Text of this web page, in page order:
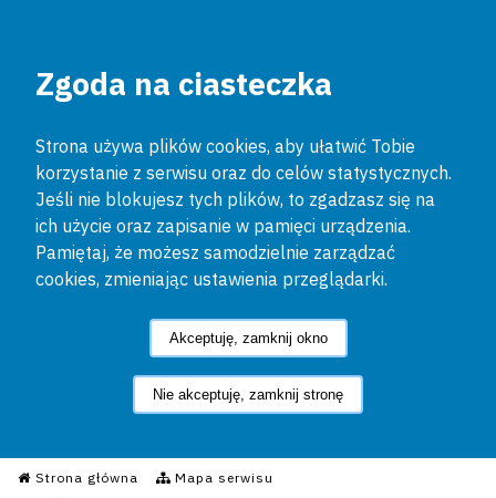
Zgoda na ciasteczka
Strona używa plików cookies, aby ułatwić Tobie
korzystanie z serwisu oraz do celów statystycznych.
Jeśli nie blokujesz tych plików, to zgadzasz się na
ich użycie oraz zapisanie w pamięci urządzenia.
Pamiętaj, że możesz samodzielnie zarządzać
cookies, zmieniając ustawienia przeglądarki.
Akceptuję, zamknij okno
Nie akceptuję, zamknij stronę
Strona główna Mapa serwisu
Informacyjny Serwis